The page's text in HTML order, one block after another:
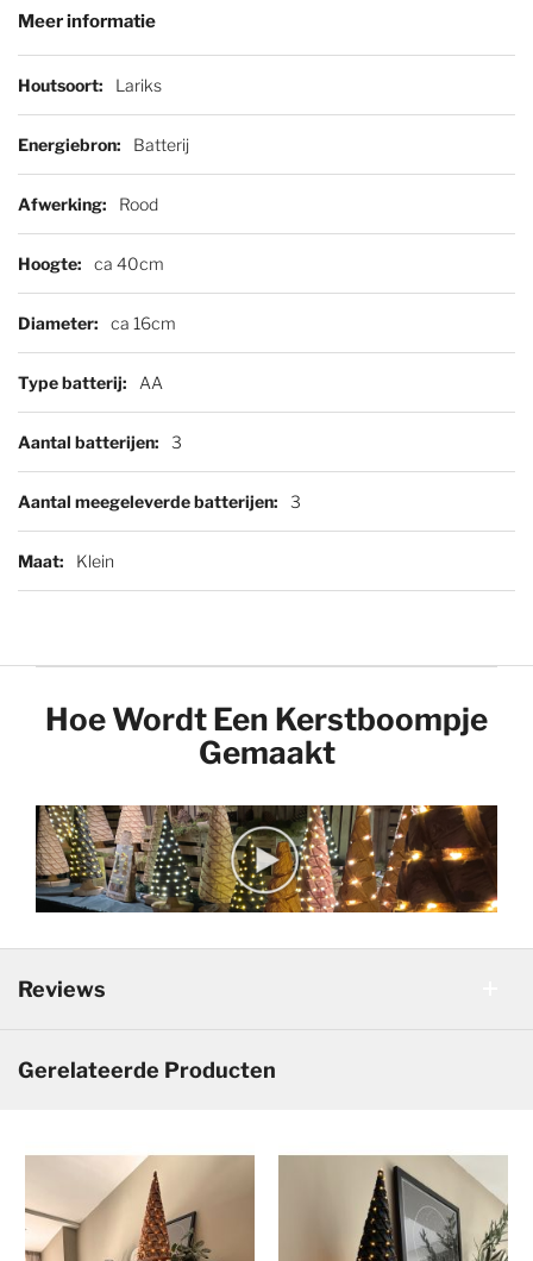
Meer informatie
Lariks
Batterij
Rood
ca 40cm
ca 16cm
AA
3
3
Klein
Hoe Wordt Een Kerstboompje
Gemaakt
Reviews
Gerelateerde Producten